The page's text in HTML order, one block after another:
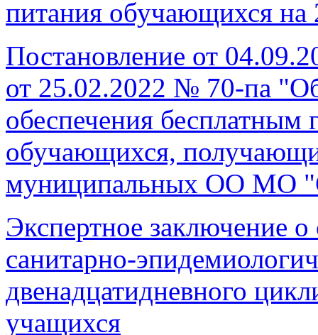
питания обучающихся на
Постановление от
от 25.02.2022 № 70-па
обеспечения бесплатным
обучающихся,
муниципальных ОО МО
Экспертное заключение о
санитарно-
двенадцатидневного
учащихся